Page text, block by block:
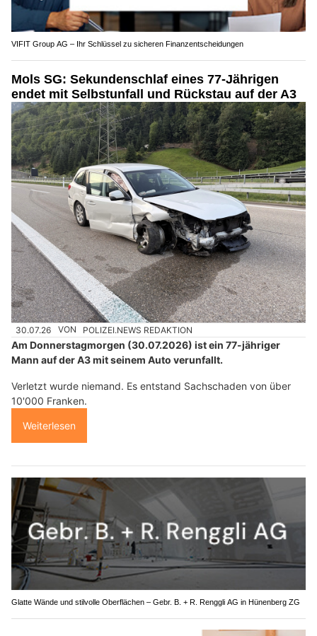
VIFIT Group AG – Ihr Schlüssel zu sicheren Finanzentscheidungen
Mols SG: Sekundenschlaf eines 77-Jährigen
endet mit Selbstunfall und Rückstau auf der A3
30.07.26 VON POLIZEI.NEWS REDAKTION
Am Donnerstagmorgen (30.07.2026) ist ein 77-jähriger
Mann auf der A3 mit seinem Auto verunfallt.
Verletzt wurde niemand. Es entstand Sachschaden von über
10'000 Franken.
Weiterlesen
Glatte Wände und stilvolle Oberflächen – Gebr. B. + R. Renggli AG in Hünenberg ZG